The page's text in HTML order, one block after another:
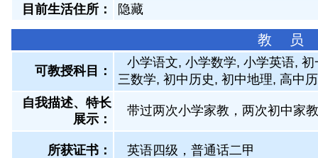
目前生活住所：
隐藏
教 员
可教授科目：
小学语文, 小学数学, 小学英语,
三数学, 初中历史, 初中地理, 高中
自我描述、特长
展示 ：
带过两次小学家教，两次初中家
所获证书 ： 英语四级，普通话二甲